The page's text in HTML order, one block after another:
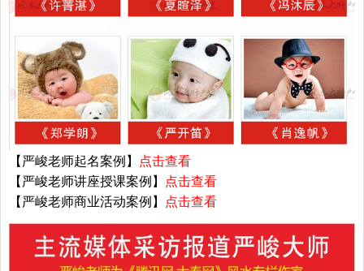
【严峻老师起名案例】
点击查看
【严峻老师讲座授课案例】
点击查看
【严峻老师商业活动案例】
点击查看